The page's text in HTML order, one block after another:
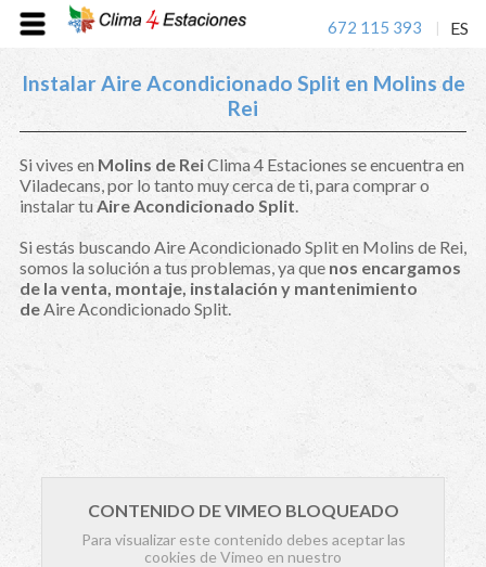
672 115 393 ES
Instalar Aire Acondicionado Split en Molins de
Rei
Si vives en Molins de ReiClima 4 Estaciones se encuentra en
Viladecans, por lo tanto muy cerca de ti, para comprar o
instalar tu Aire Acondicionado Split.
Si estás buscando Aire Acondicionado Split en Molins de Rei,
somos la solución a tus problemas, ya que nos encargamos
de la venta, montaje, instalación y mantenimiento
deAire Acondicionado Split.
CONTENIDO DE VIMEO BLOQUEADO
Para visualizar este contenido debes aceptar las
cookies de Vimeo en nuestro